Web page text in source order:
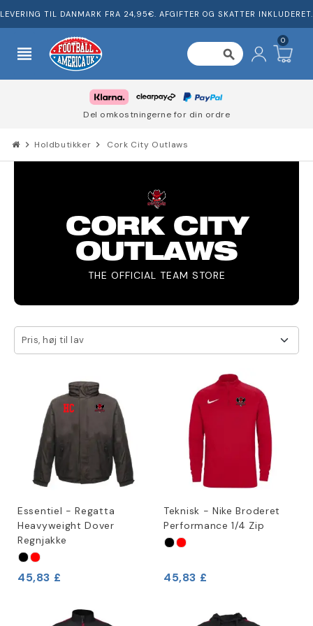
LEVERING TIL DANMARK FRA 24,95€. AFGIFTER OG SKATTER INKLUDERET.
view_headline search
0
Del omkostningerne for din ordre
chevron_right Holdbutikker chevron_right Cork City Outlaws
CORK CITY
OUTLAWS
THE OFFICIAL TEAM STORE
Pris, høj til lav
Essentiel - Regatta
Heavyweight Dover
Regnjakke
45,83 £
Teknisk - Nike Broderet
Performance 1/4 Zip
45,83 £